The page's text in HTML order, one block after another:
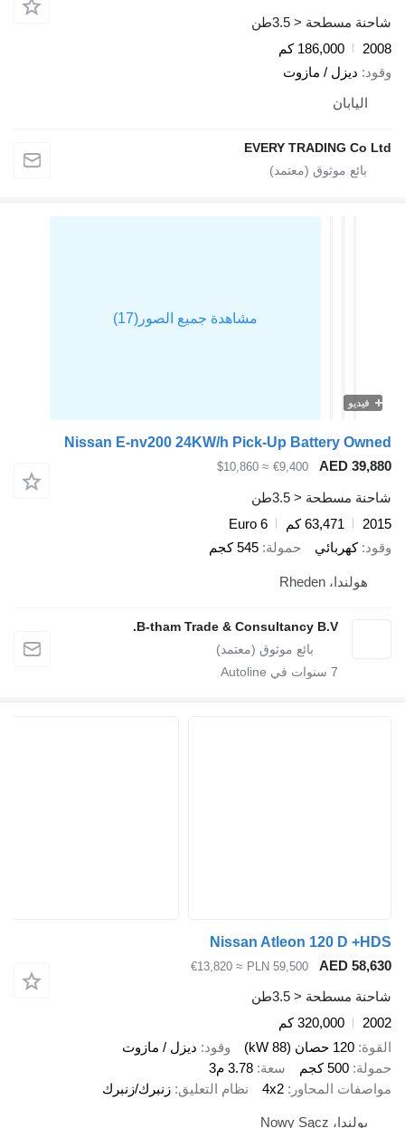
مسطحة < 3.5طن
186,000 كم
ديزل / مازوت
اليابان
EVERY TRADING Co
فيديو
Nissan E-nv200 24KW/h Pick-Up Battery
AED
€9,400
≈ $10,860
مسطحة < 3.5طن
63,471 كم
Euro 6
كهربائي حمولة 545 كجم
هولندا، Rheden
B-tham Trade & Consultancy B.V.
سنوات في Autoline
Nissan Atleon 120 D
AED
PLN 59,500
≈ €13,820
مسطحة < 3.5طن
320,000 كم
120 حصان (88 kW) وقود
ديزل / مازوت
500 كجم سعة
3.78 م3
المحاور 4x2 نظام التعليق زنبرك/زنبرك
بولندا، Nowy Sącz